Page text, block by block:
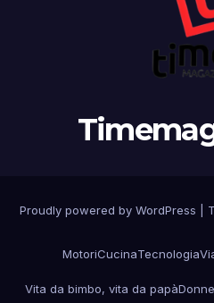
Proudly powered by WordPress
MotoriCucinaTecnologia
Vita da bimbo, vita da papàDonne